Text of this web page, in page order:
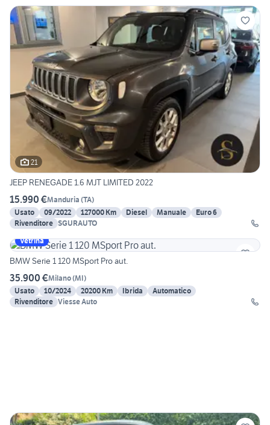
21
JEEP RENEGADE 1.6 MJT LIMITED 2022
15.990 €Manduria (TA)
Usato
09/2022 127000 Km Diesel Manuale
Euro 6
Rivenditore SGURAUTO
Vetrina
BMW Serie 1 120 MSport Pro aut.
35.900 €Milano(MI)
Usato
10/2024 20200 Km Ibrida
Automatico
Rivenditore Viesse Auto